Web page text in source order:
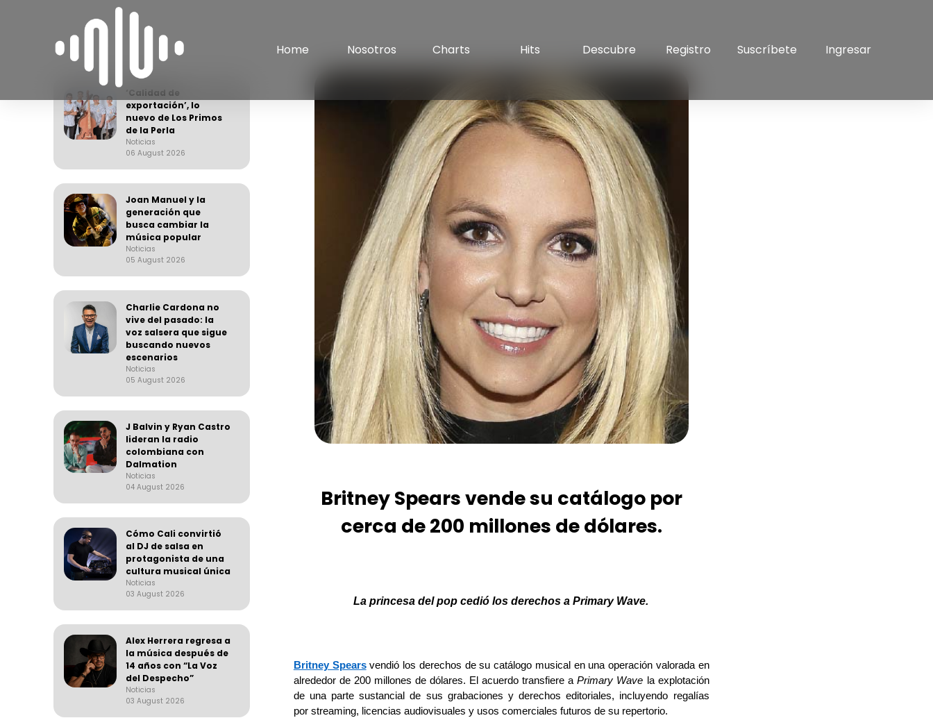
Home Nosotros Charts Hits Descubre Registro Suscríbete Ingresar
‘Calidad de
exportación’, lo
nuevo de Los Primos
de la Perla
Noticias
06 August 2026
Joan Manuel y la
generación que
busca cambiar la
música popular
Noticias
05 August 2026
Charlie Cardona no
vive del pasado: la
voz salsera que sigue
buscando nuevos
escenarios
Noticias
05 August 2026
J Balvin y Ryan Castro
lideran la radio
colombiana con
Dalmation
Noticias
04 August 2026
Cómo Cali convirtió
al DJ de salsa en
protagonista de una
cultura musical única
Noticias
03 August 2026
Alex Herrera regresa a
la música después de
14 años con “La Voz
del Despecho”
Noticias
03 August 2026
Britney Spears vende su catálogo por
cerca de 200 millones de dólares.
La princesa del pop cedió los derechos aPrimaryWave.
Britney Spearsvendió los derechos de su catálogo musical en una operación valorada en
alrededor de 200 millones de dólares. El acuerdo transfiere aPrimary Wave la explotación
de una parte sustancial de sus grabaciones y derechos editoriales, incluyendo regalías
por streaming, licencias audiovisuales y usos comerciales futuros de su repertorio.